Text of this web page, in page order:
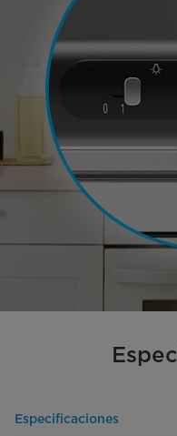
Especificaciones